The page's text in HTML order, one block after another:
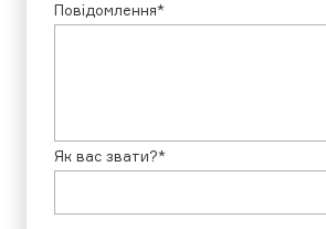
Повідомлення*
Як вас звати?*